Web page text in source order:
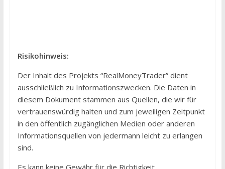
Risikohinweis:
Der Inhalt des Projekts “RealMoneyTrader” dient
ausschließlich zu Informationszwecken. Die Daten in
diesem Dokument stammen aus Quellen, die wir für
vertrauenswürdig halten und zum jeweiligen Zeitpunkt
in den öffentlich zugänglichen Medien oder anderen
Informationsquellen von jedermann leicht zu erlangen
sind.